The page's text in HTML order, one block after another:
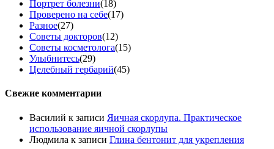
Портрет болезни(18)
Проверено на себе(17)
Разное(27)
Советы докторов(12)
Советы косметолога(15)
Улыбнитесь(29)
Целебный гербарий(45)
Свежие комментарии
Василий к записи Яичная скорлупа. Практическое
использование яичной скорлупы
Людмила к записи Глина бентонит для укрепления